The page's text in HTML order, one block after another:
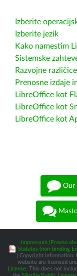
Izberite
Izberite jezik
Kako namestim
Sistemske
Razvojne različice
Prenosne izdaje
LibreOffice kot
LibreOffice kot
LibreOffice kot
Our
Impressum (Pravno
Statutes (non-binding
| Copyright
website are licensed
License . This does not